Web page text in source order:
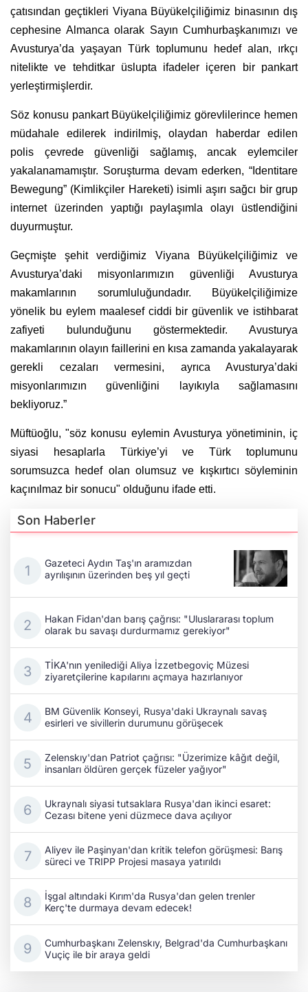
çatısından geçtikleri Viyana Büyükelçiliğimiz binasının dış
cephesine Almanca olarak Sayın Cumhurbaşkanımızı ve
Avusturya’da yaşayan Türk toplumunu hedef alan, ırkçı
nitelikte ve tehditkar üslupta ifadeler içeren bir pankart
yerleştirmişlerdir.
Söz konusu pankart Büyükelçiliğimiz görevlilerince hemen
müdahale edilerek indirilmiş, olaydan haberdar edilen
polis çevrede güvenliği sağlamış, ancak eylemciler
yakalanamamıştır. Soruşturma devam ederken, “Identitare
Bewegung” (Kimlikçiler Hareketi) isimli aşırı sağcı bir grup
internet üzerinden yaptığı paylaşımla olayı üstlendiğini
duyurmuştur.
Geçmişte şehit verdiğimiz Viyana Büyükelçiliğimiz ve
Avusturya’daki misyonlarımızın güvenliği Avusturya
makamlarının sorumluluğundadır. Büyükelçiliğimize
yönelik bu eylem maalesef ciddi bir güvenlik ve istihbarat
zafiyeti bulunduğunu göstermektedir. Avusturya
makamlarının olayın faillerini en kısa zamanda yakalayarak
gerekli cezaları vermesini, ayrıca Avusturya’daki
misyonlarımızın güvenliğini layıkıyla sağlamasını
bekliyoruz.”
Müftüoğlu, "söz konusu eylemin Avusturya yönetiminin, iç
siyasi hesaplarla Türkiye’yi ve Türk toplumunu
sorumsuzca hedef olan olumsuz ve kışkırtıcı söyleminin
kaçınılmaz bir sonucu" olduğunu ifade etti.
Son Haberler
Gazeteci Aydın Taş'ın aramızdan
ayrılışının üzerinden beş yıl geçti
Hakan Fidan'dan barış çağrısı: "Uluslararası toplum
olarak bu savaşı durdurmamız gerekiyor"
TİKA'nın yenilediği Aliya İzzetbegoviç Müzesi
ziyaretçilerine kapılarını açmaya hazırlanıyor
BM Güvenlik Konseyi, Rusya'daki Ukraynalı savaş
esirleri ve sivillerin durumunu görüşecek
Zelenskıy'dan Patriot çağrısı: "Üzerimize kâğıt değil,
insanları öldüren gerçek füzeler yağıyor"
Ukraynalı siyasi tutsaklara Rusya'dan ikinci esaret:
Cezası bitene yeni düzmece dava açılıyor
Aliyev ile Paşinyan'dan kritik telefon görüşmesi: Barış
süreci ve TRIPP Projesi masaya yatırıldı
İşgal altındaki Kırım'da Rusya'dan gelen trenler
Kerç'te durmaya devam edecek!
Cumhurbaşkanı Zelenskıy, Belgrad'da Cumhurbaşkanı
Vuçiç ile bir araya geldi